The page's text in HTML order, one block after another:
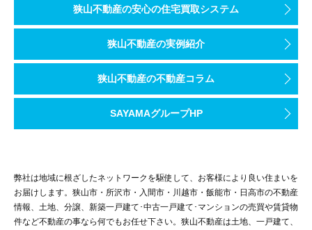
狭山不動産の安心の住宅買取システム
狭山不動産の実例紹介
狭山不動産の不動産コラム
SAYAMAグループHP
弊社は地域に根ざしたネットワークを駆使して、お客様により良い住まいを
お届けします。狭山市・所沢市・入間市・川越市・飯能市・日高市の不動産
情報、土地、分譲、新築一戸建て･中古一戸建て･マンションの売買や賃貸物
件など不動産の事なら何でもお任せ下さい。狭山不動産は土地、一戸建て、